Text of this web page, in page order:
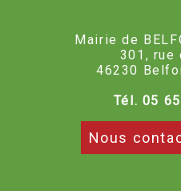
Mairie de
301, rue
46230
Tél. 05
Nous